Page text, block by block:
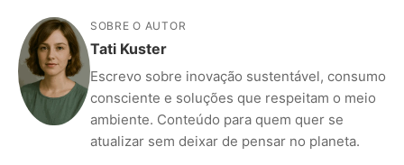
SOBRE O AUTOR
Tati Kuster
Escrevo sobre inovação sustentável, consumo
consciente e soluções que respeitam o meio
ambiente. Conteúdo para quem quer se
atualizar sem deixar de pensar no planeta.